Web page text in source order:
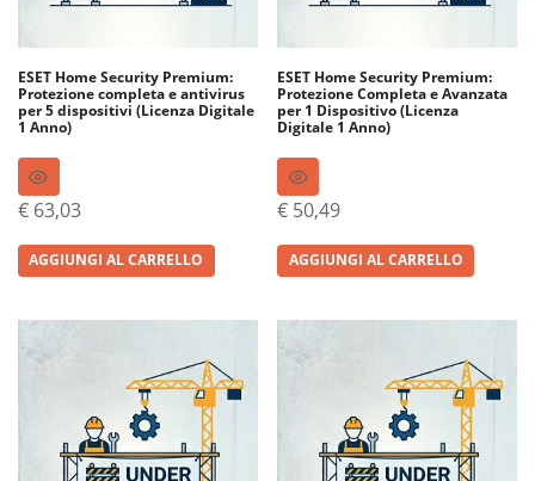
ESET Home Security Premium:
Protezione completa e antivirus
per 5 dispositivi (Licenza Digitale
1 Anno)
€ 63,03
AGGIUNGI AL CARRELLO
ESET Home Security Premium:
Protezione Completa e Avanzata
per 1 Dispositivo (Licenza
Digitale 1 Anno)
€ 50,49
AGGIUNGI AL CARRELLO